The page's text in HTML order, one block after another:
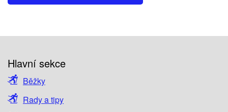
Hlavní sekce
Běžky
Rady a tipy